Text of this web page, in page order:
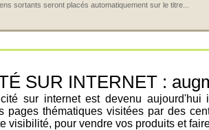
sortants seront placés automatiquement sur le titre...
SUR INTERNET :
sur internet est devenu
pages thématiques visitées par des
visibilité, pour vendre vos produits et